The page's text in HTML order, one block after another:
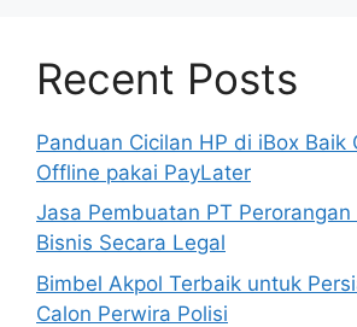
Recent Posts
Panduan Cicilan HP di iBox Baik
Offline pakai PayLater
Jasa Pembuatan PT
Bisnis Secara Legal
Bimbel Akpol Terbaik untuk
Calon Perwira Polisi